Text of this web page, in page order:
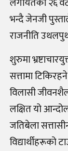
भन्दै जेनजी
राजनीति
शुरुमा
सत्तामा
विलासी
लक्षित यो
जतिबेला
विद्यार्थीहरूको